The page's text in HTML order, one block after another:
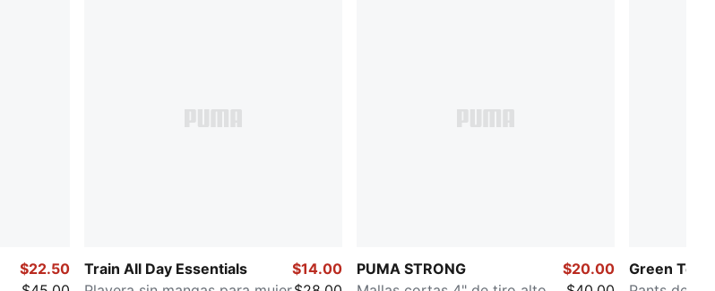
$22.50
Train All Day Essentials
$14.00
PUMA STRONG
$20.00
Green